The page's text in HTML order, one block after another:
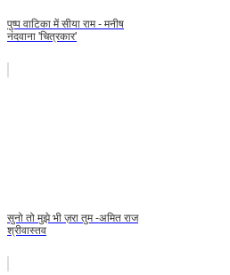
पुष्प वाटिका में सीया राम - मनीष
नंदवाना 'चित्रकार'
सुनो तो मुझे भी ज़रा तुम -अमित राज
श्रीवास्तव